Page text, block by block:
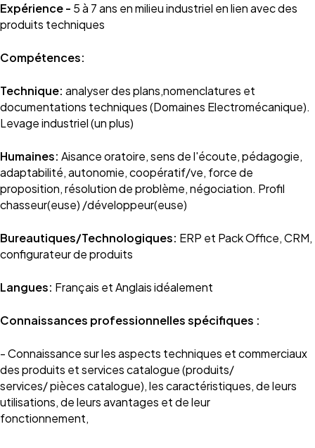
Expérience - 5 à 7 ans en milieu industriel en lien avec des
produits techniques
Compétences:
Technique: analyser des plans,nomenclatures et
documentations techniques (Domaines Electromécanique).
Levage industriel (un plus)
Humaines: Aisance oratoire, sens de l'écoute, pédagogie,
adaptabilité, autonomie, coopératif/ve, force de
proposition, résolution de problème, négociation. Profil
chasseur(euse) /développeur(euse)
Bureautiques/Technologiques: ERP et Pack Office, CRM,
configurateur de produits
Langues: Français et Anglais idéalement
Connaissances professionnelles spécifiques :
- Connaissance sur les aspects techniques et commerciaux
des produits et services catalogue (produits/
services/ pièces catalogue), les caractéristiques, de leurs
utilisations, de leurs avantages et de leur
fonctionnement,